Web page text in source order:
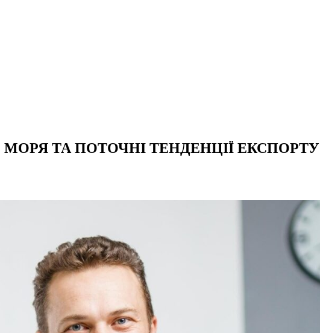
ТА ПОТОЧНІ ТЕНДЕНЦІЇ ЕКСПОРТУ